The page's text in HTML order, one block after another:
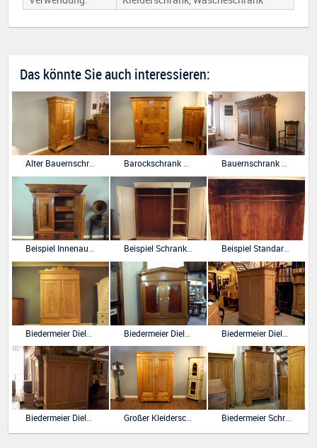
Das könnte Sie auch interessieren:
Beispiel Schrank mit Kleiderstange und Böden ohne Aufpreis
Biedermeier Dielenschrank in Eiche mit Giebel und Sonne
Biedermeier Dielenschrank Kleiderschrank Großer Kleiderschrank Wäscheschrank mit Schubladen Biedermeierstil Biedermeier Schrank eintürig im Stück